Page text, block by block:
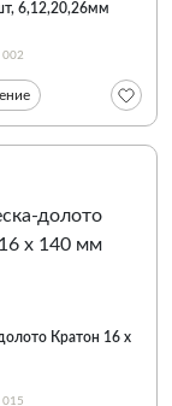
6,12,20,26мм
002
Кратон 16 х
015